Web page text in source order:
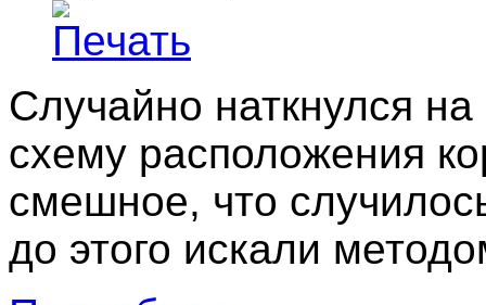
Случайно наткнулся
схему расположения
смешное, что
до этого искали